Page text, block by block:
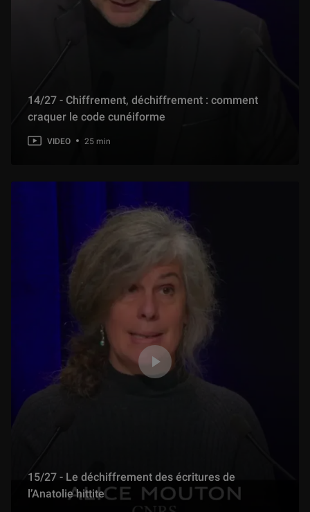
14/27 - Chiffrement, déchiffrement : comment
craquer le code cunéiforme
VIDEO 25 min
15/27 - Le déchiffrement des écritures de
l’Anatolie hittite